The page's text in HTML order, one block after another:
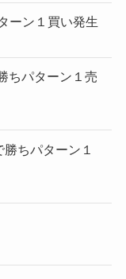
ーン１買い発生
ちパターン１売
ちパターン１